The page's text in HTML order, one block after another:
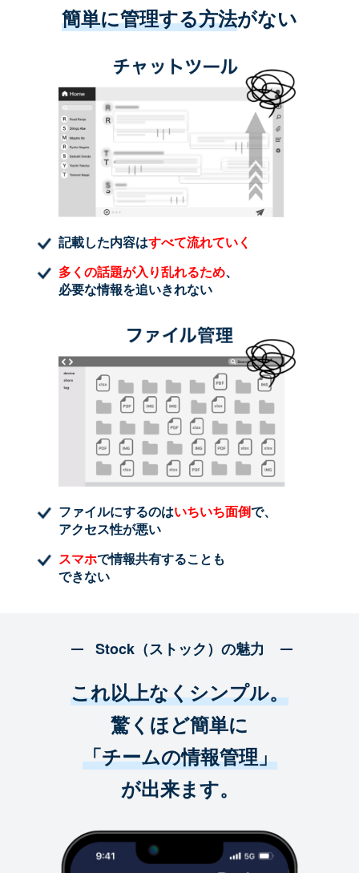
簡単に管理する方法がない
記載した内容はすべて流れていく
多くの話題が入り乱れるため、
必要な情報を追いきれない
ファイルにするのはいちいち面倒で、
アクセス性が悪い
スマホで情報共有することも
できない
Stock（ストック）の魅力
これ以上なくシンプル。
驚くほど簡単に
「チームの情報管理」
が出来ます。